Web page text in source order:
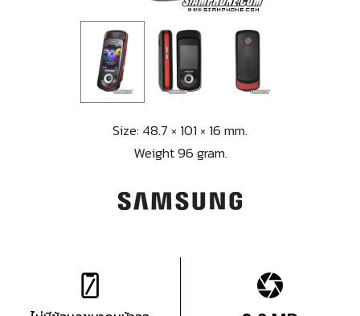
Size: 48.7 × 101 × 16 mm.
Weight 96 gram.